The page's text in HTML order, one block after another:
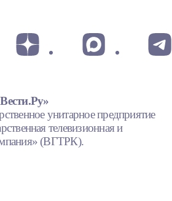
унитарное предприятие
телевизионная и
(ВГТРК).